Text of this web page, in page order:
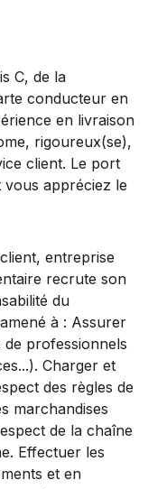
C, de la
conducteur en
en livraison
rigoureux(se),
client. Le port
appréciez le
entreprise
recrute son
du
à : Assurer
professionnels
Charger et
des règles de
marchandises
de la chaîne
Effectuer les
et en